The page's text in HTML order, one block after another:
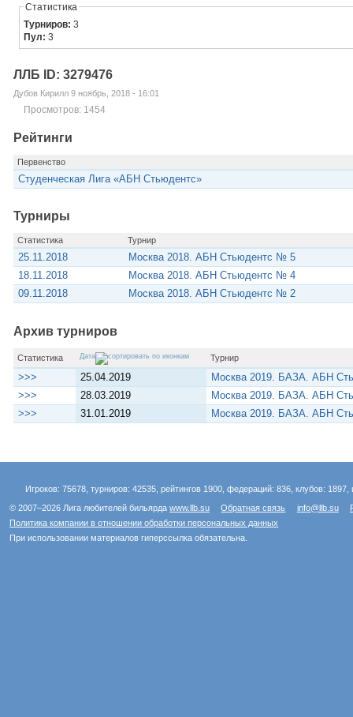
Статистика
Турниров:3
Пул:3
ЛЛБ ID: 3279476
Дубов Кирилл 9 ноябрь, 2018 - 16:01
Просмотров: 1454
Рейтинги
Первенство
Студенческая Лига «АБН Стьюдентс»
Турниры
Статистика Турнир
25.11.2018
Москва 2018. АБН Стьюдентс № 5
18.11.2018
Москва 2018. АБН Стьюдентс № 4
09.11.2018
Москва 2018. АБН Стьюдентс № 2
Архив турниров
Статистика Дата Турнир
>>> 25.04.2019
Москва 2019. БАЗА. АБН
>>>
28.03.2019
Москва 2019. БАЗА. АБН
>>>
31.01.2019 Москва 2019. БАЗА. АБН
Игроков: 75678, турниров: 42535, рейтингов 1900, федераций: 836, клубов:
© 2007–2026 Лига любителей бильярдаwww.llb.su Обратная связь info@llb.su
Политика компании в отношении обработки персональных данных
При использовании материалов гиперссылка обязательна.